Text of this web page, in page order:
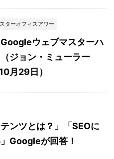
ターオフィスアワー
Googleウェブマスターハ
ジョン・ミューラー
月29日）
テンツとは？」「SEOに
Googleが回答！